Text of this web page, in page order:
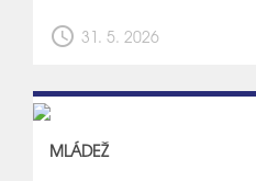
schedule 31. 5. 2026
MLÁDEŽ